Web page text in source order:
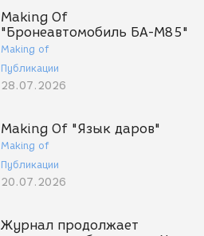
Making Of
"Бронеавтомобиль БА-М85"
Making of
Публикации
28.07.2026
Making Of "Язык даров"
Making of
Публикации
20.07.2026
Журнал продолжает